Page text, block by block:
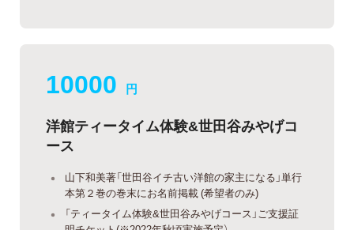
10000 円
洋館ティータイム体験&世田谷みやげコ
ース
山下和美著「世田谷イチ古い洋館の家主になる」単行
本第２巻の巻末にお名前掲載 (希望者のみ)
「ティータイム体験&世田谷みやげコース」ご支援証